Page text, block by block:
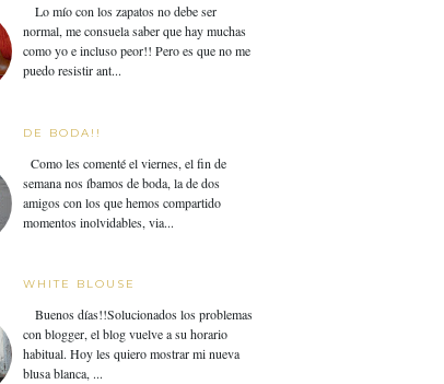
Lo mío con los zapatos no debe ser
normal, me consuela saber que hay muchas
como yo e incluso peor!! Pero es que no me
puedo resistir ant...
DE BODA!!
Como les comenté el viernes, el fin de
semana nos íbamos de boda, la de dos
amigos con los que hemos compartido
momentos inolvidables, via...
WHITE BLOUSE
Buenos días!!Solucionados los problemas
con blogger, el blog vuelve a su horario
habitual. Hoy les quiero mostrar mi nueva
blusa blanca, ...